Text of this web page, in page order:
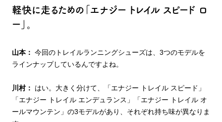
軽快に走るための「エナジー トレイル スピード ロ
ー」。
山本： 今回のトレイルランニングシューズは、3つのモデルを
ラインナップしているんですよね。
川村：
はい。大きく分けて、「エナジー トレイル スピード」
「エナジー トレイル エンデュランス」「エナジー トレイル オ
ールマウンテン」の3モデルがあり、それぞれ持ち味が異なりま